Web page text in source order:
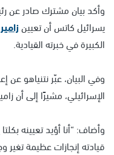
وأكد بيان مشترك صادر عن
يسرائيل كاتس أن تعيينزامير
الكبيرة في خبرته القيادية.
وفي البيان، عبّر نتنياهو عن
الإسرائيلي، مشيرًا إلى أن
وأضاف: “أنا أؤيد تعيينه
قيادته إنجازات عظيمة